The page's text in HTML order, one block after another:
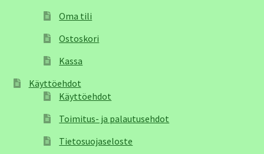
Oma tili
Ostoskori
Kassa
Käyttöehdot
Käyttöehdot
Toimitus- ja palautusehdot
Tietosuojaseloste